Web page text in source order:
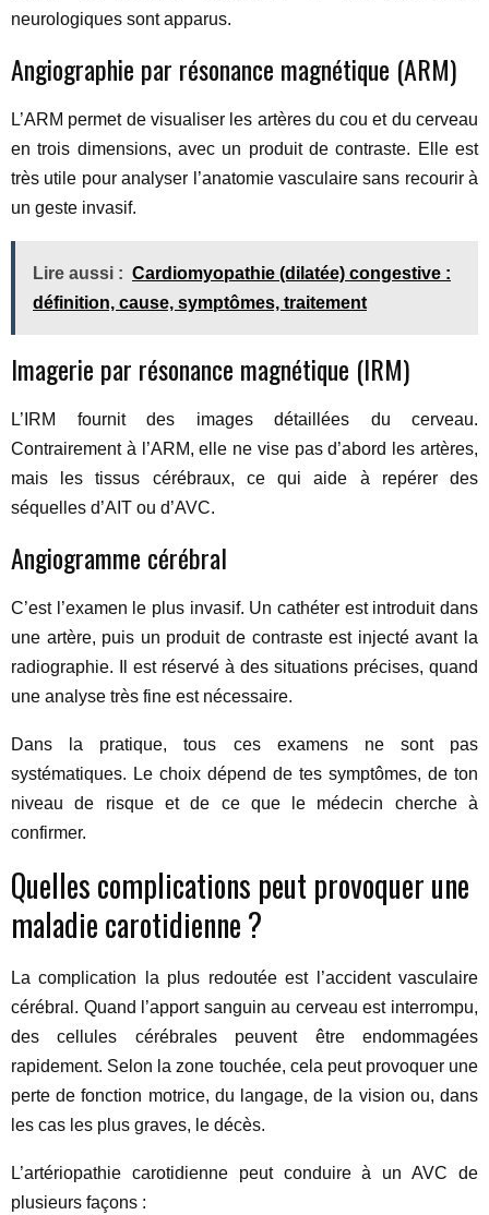
neurologiques sont apparus.
Angiographie par résonance magnétique (ARM)
L’ARM permet de visualiser les artères du cou et du cerveau
en trois dimensions, avec un produit de contraste. Elle est
très utile pour analyser l’anatomie vasculaire sans recourir à
un geste invasif.
Lire aussi : Cardiomyopathie (dilatée) congestive :
définition, cause, symptômes, traitement
Imagerie par résonance magnétique (IRM)
L’IRM fournit des images détaillées du cerveau.
Contrairement à l’ARM, elle ne vise pas d’abord les artères,
mais les tissus cérébraux, ce qui aide à repérer des
séquelles d’AIT ou d’AVC.
Angiogramme cérébral
C’est l’examen le plus invasif. Un cathéter est introduit dans
une artère, puis un produit de contraste est injecté avant la
radiographie. Il est réservé à des situations précises, quand
une analyse très fine est nécessaire.
Dans la pratique, tous ces examens ne sont pas
systématiques. Le choix dépend de tes symptômes, de ton
niveau de risque et de ce que le médecin cherche à
confirmer.
Quelles complications peut provoquer une
maladie carotidienne ?
La complication la plus redoutée est l’accident vasculaire
cérébral. Quand l’apport sanguin au cerveau est interrompu,
des cellules cérébrales peuvent être endommagées
rapidement. Selon la zone touchée, cela peut provoquer une
perte de fonction motrice, du langage, de la vision ou, dans
les cas les plus graves, le décès.
L’artériopathie carotidienne peut conduire à un AVC de
plusieurs façons :